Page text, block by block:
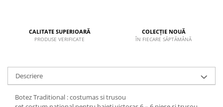
CALITATE SUPERIOARĂ
PRODUSE VERIFICATE
COLECȚIE NOUĂ
ÎN FIECARE SĂPTĂMÂNĂ
Descriere
Botez Traditional : costumas si trusou